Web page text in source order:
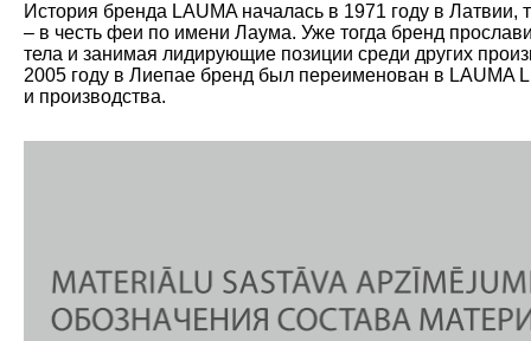
История бренда LAUMA началась в 1971 году в
– в честь феи по имени Лаума. Уже тогда бренд
тела и занимая лидирующие позиции среди других
2005 году в Лиепае бренд был переименован в LAUMA
и производства.